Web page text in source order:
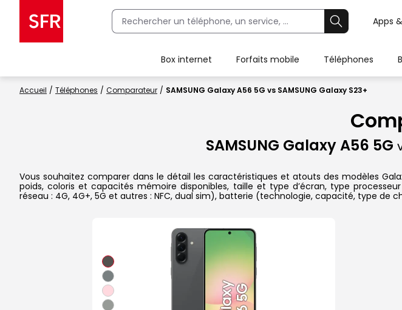
Apps
Box internet Forfaits mobile Téléphones
Accueil Téléphones Comparateur SAMSUNG Galaxy A56 5G vs SAMSUNG Galaxy S23+
SAMSUNG Galaxy A56 5G
Vous souhaitez comparer dans le détail les caractéristiques et atouts des modèles
poids, coloris et capacités mémoire disponibles, taille et type d’écran, type
réseau : 4G, 4G+, 5G et autres : NFC, dual sim), batterie (technologie, capacité, type